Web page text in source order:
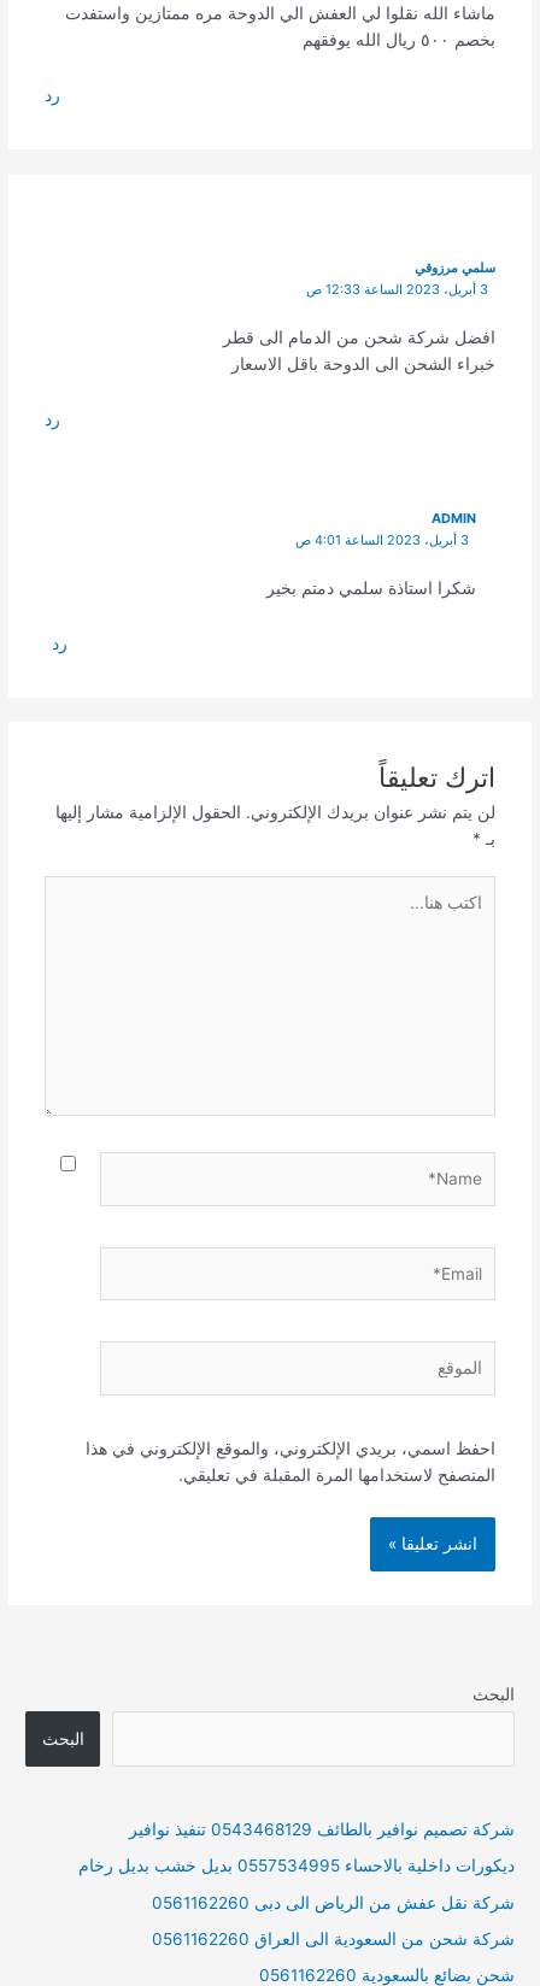
ماشاء الله نقلوا لي العفش الي الدوحة مره ممتازين واستفدت
بخصم ٥٠٠ ريال الله يوفقهم
رد
سلمي مرزوقي
3 أبريل، 2023 الساعة 12:33 ص
افضل شركة شحن من الدمام الى قطر
خبراء الشحن الى الدوحة باقل الاسعار
رد
ADMIN
3 أبريل، 2023 الساعة 4:01 ص
شكرا استاذة سلمي دمتم بخير
رد
اترك تعليقاً
لن يتم نشر عنوان بريدك الإلكتروني. الحقول الإلزامية مشار إليها
بـ *
هنا...
احفظ اسمي، بريدي الإلكتروني، والموقع الإلكتروني في هذا
المتصفح لاستخدامها المرة المقبلة في تعليقي.
البحث
البحث
شركة تصميم نوافير بالطائف 0543468129 تنفيذ نوافير
ديكورات داخلية بالاحساء 0557534995 بديل خشب بديل رخام
شركة نقل عفش من الرياض الى دبى 0561162260
شركة شحن من السعودية الى العراق 0561162260
شحن بضائع بالسعودية 0561162260